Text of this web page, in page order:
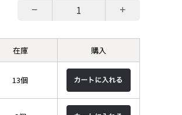
− +
在庫 購入
13個